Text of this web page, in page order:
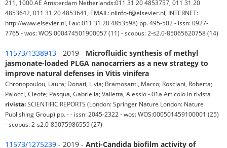
211, 1000 AE Amsterdam Netherlands:011 31 20 4853757, 011 31 20
4853642, 011 31 20 4853641, EMAIL: nlinfo-f@elsevier.nl, INTERNET:
http://www.elsevier.nl, Fax: 011 31 20 4853598) pp. 495-502 - issn: 0927-
7765 - wos: WOS:000474501900057 (11) - scopus: 2-s2.0-85065620758 (14)
11573/1338913 - 2019 - Microfluidic synthesis of methyl
jasmonate-loaded PLGA nanocarriers as a new strategy to
improve natural defenses in Vitis vinifera
Chronopoulou, Laura; Donati, Livia; Bramosanti, Marco; Rosciani, Roberta;
Palocci, Cleofe; Pasqua, Gabriella; Valletta, Alessio - 01a Articolo in rivista
rivista:SCIENTIFIC REPORTS (London: Springer Nature London: Nature
Publishing Group) pp. - - issn: 2045-2322 - wos: WOS:000501459100001 (25)
- scopus: 2-s2.0-85075986555 (27)
11573/1275239 - 2019 - Anti-Candida biofilm activity of